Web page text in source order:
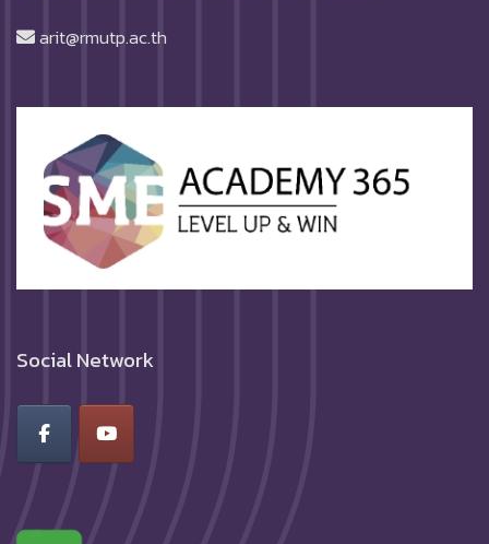
arit@rmutp.ac.th
Social Network